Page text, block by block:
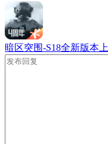
暗区突围-S18全新版本